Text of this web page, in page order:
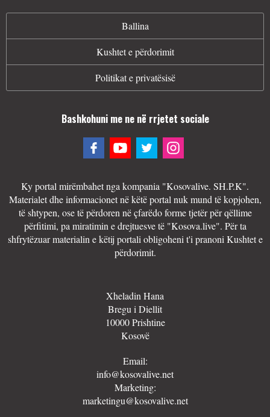
Ballina
Kushtet e përdorimit
Politikat e privatësisë
Bashkohuni me ne në rrjetet sociale
Ky portal mirëmbahet nga kompania "Kosovalive. SH.P.K".
Materialet dhe informacionet në këtë portal nuk mund të kopjohen,
të shtypen, ose të përdoren në çfarëdo forme tjetër për qëllime
përfitimi, pa miratimin e drejtuesve të "Kosova.live". Për ta
shfrytëzuar materialin e këtij portali obligoheni t'i pranoni Kushtet e
përdorimit.
Xheladin Hana
Bregu i Diellit
10000 Prishtine
Kosovë
Email:
info@kosovalive.net
Marketing:
marketingu@kosovalive.net